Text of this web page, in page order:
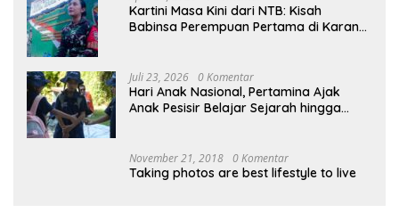
Kartini Masa Kini dari NTB: Kisah
Babinsa Perempuan Pertama di Karang
Juli 23, 2026 0 Komentar
Hari Anak Nasional, Pertamina Ajak
Anak Pesisir Belajar Sejarah hingga
November 21, 2018 0 Komentar
Taking photos are best lifestyle to live